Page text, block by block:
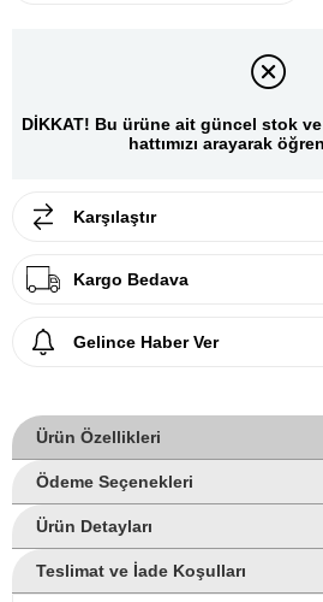
DİKKAT! Bu ürüne ait güncel stok
hattımızı arayarak
Karşılaştır
Kargo Bedava
Gelince Haber Ver
Ürün Özellikleri
Ödeme Seçenekleri
Ürün Detayları
Teslimat ve İade Koşulları